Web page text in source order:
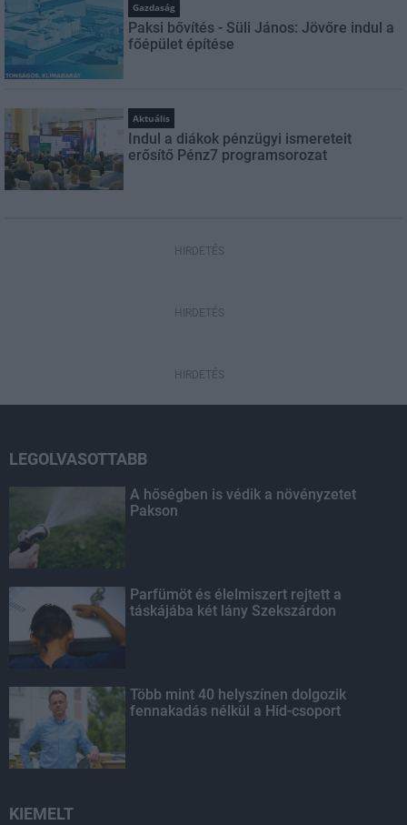
Gazdaság
Paksi bővítés - Süli János: Jövőre indul a
főépület építése
Aktuális
Indul a diákok pénzügyi ismereteit
erősítő Pénz7 programsorozat
HIRDETÉS
HIRDETÉS
HIRDETÉS
LEGOLVASOTTABB
A hőségben is védik a növényzetet
Pakson
Parfümöt és élelmiszert rejtett a
táskájába két lány Szekszárdon
Több mint 40 helyszínen dolgozik
fennakadás nélkül a Híd-csoport
KIEMELT